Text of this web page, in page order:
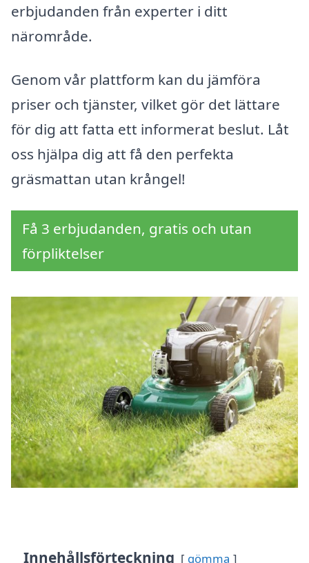
erbjudanden från experter i ditt
närområde.
Genom vår plattform kan du jämföra
priser och tjänster, vilket gör det lättare
för dig att fatta ett informerat beslut. Låt
oss hjälpa dig att få den perfekta
gräsmattan utan krångel!
Få 3 erbjudanden, gratis och utan
förpliktelser
Innehållsförteckning gömma